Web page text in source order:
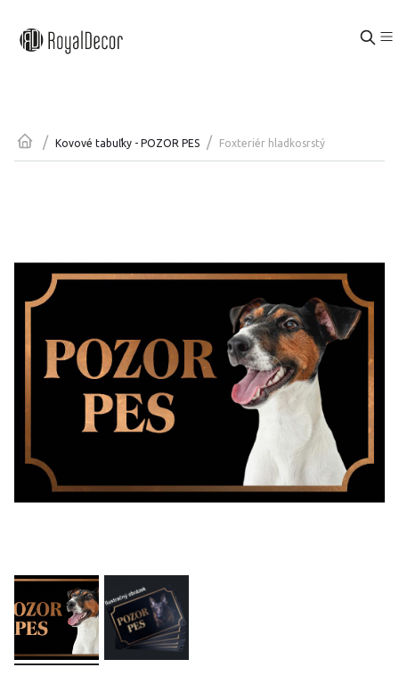
/ Kovové tabuľky - POZOR PES / Foxteriér hladkosrstý